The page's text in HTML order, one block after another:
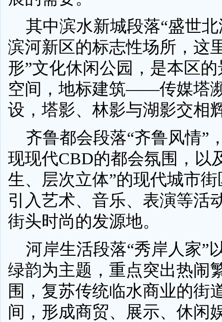
其中滨水新城段落“盛世北
滨河新区的标志性场所，这
形”文化休闲公园，是本区
空间，地标建筑——传媒塔
设，塔影、林影与湖影交相
齐鲁都会段落“齐鲁风情”
现现代CBD的都会氛围，以
生、层次立体”的现代城市
引入艺术、音乐、表演等活
街头时尚的发源地。
河岸生活段落“秀岸人家”
绿韵为主题，重点突出热闹
围，复苏传统临水商业的街
间，形成商贸、展示、休闲